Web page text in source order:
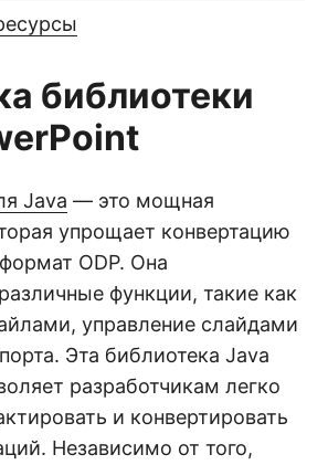
библиотеки
Java — это мощная
упрощает конвертацию
ODP. Она
функции, такие как
управление слайдами
Эта библиотека Java
разработчикам легко
и конвертировать
Независимо от того,